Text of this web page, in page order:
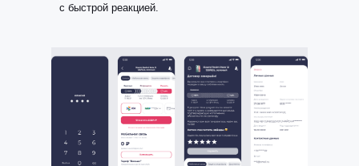
с быстрой реакцией.